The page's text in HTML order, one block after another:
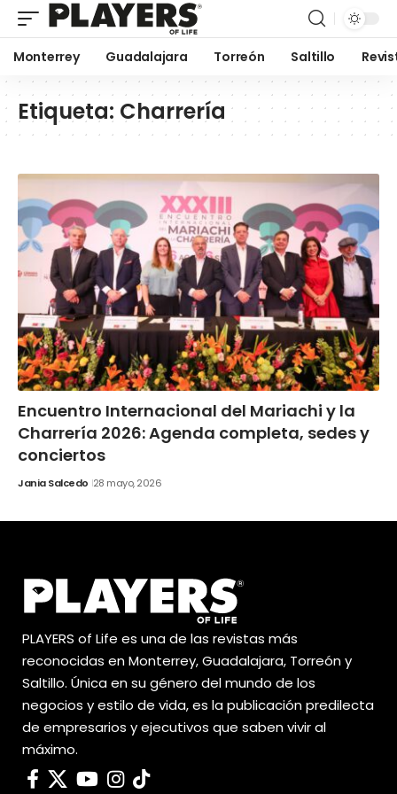
Monterrey Guadalajara Torreón Saltillo
Etiqueta: Charrería
Encuentro Internacional del Mariachi y la
Charrería 2026: Agenda completa, sedes y
conciertos
Jania Salcedo 28 mayo, 2026
PLAYERS of Life es una de las revistas más
reconocidas en Monterrey, Guadalajara, Torreón y
Saltillo. Única en su género del mundo de los
negocios y estilo de vida, es la publicación predilecta
de empresarios y ejecutivos que saben vivir al
máximo.